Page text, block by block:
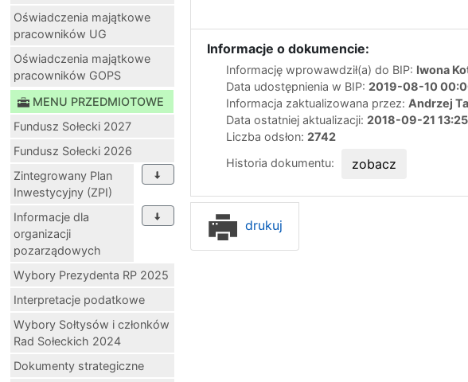
Oświadczenia majątkowe
pracowników UG
Oświadczenia majątkowe
pracowników GOPS
MENU PRZEDMIOTOWE
Fundusz Sołecki 2027
Fundusz Sołecki 2026
Zintegrowany Plan
Inwestycyjny (ZPI)
Informacje dla
organizacji
pozarządowych
Wybory Prezydenta RP 2025
Interpretacje podatkowe
Wybory Sołtysów i członków
Rad Sołeckich 2024
Dokumenty strategiczne
Informacje o dokumencie:
Informację wprowawdził(a) do BIP: Iwona
Data udostępnienia w BIP: 2019-08-10
Informacja zaktualizowana przez: Andrzej
Data ostatniej aktualizacji: 2018-09-21
Liczba odsłon: 2742
Historia dokumentu:
zobacz
drukuj